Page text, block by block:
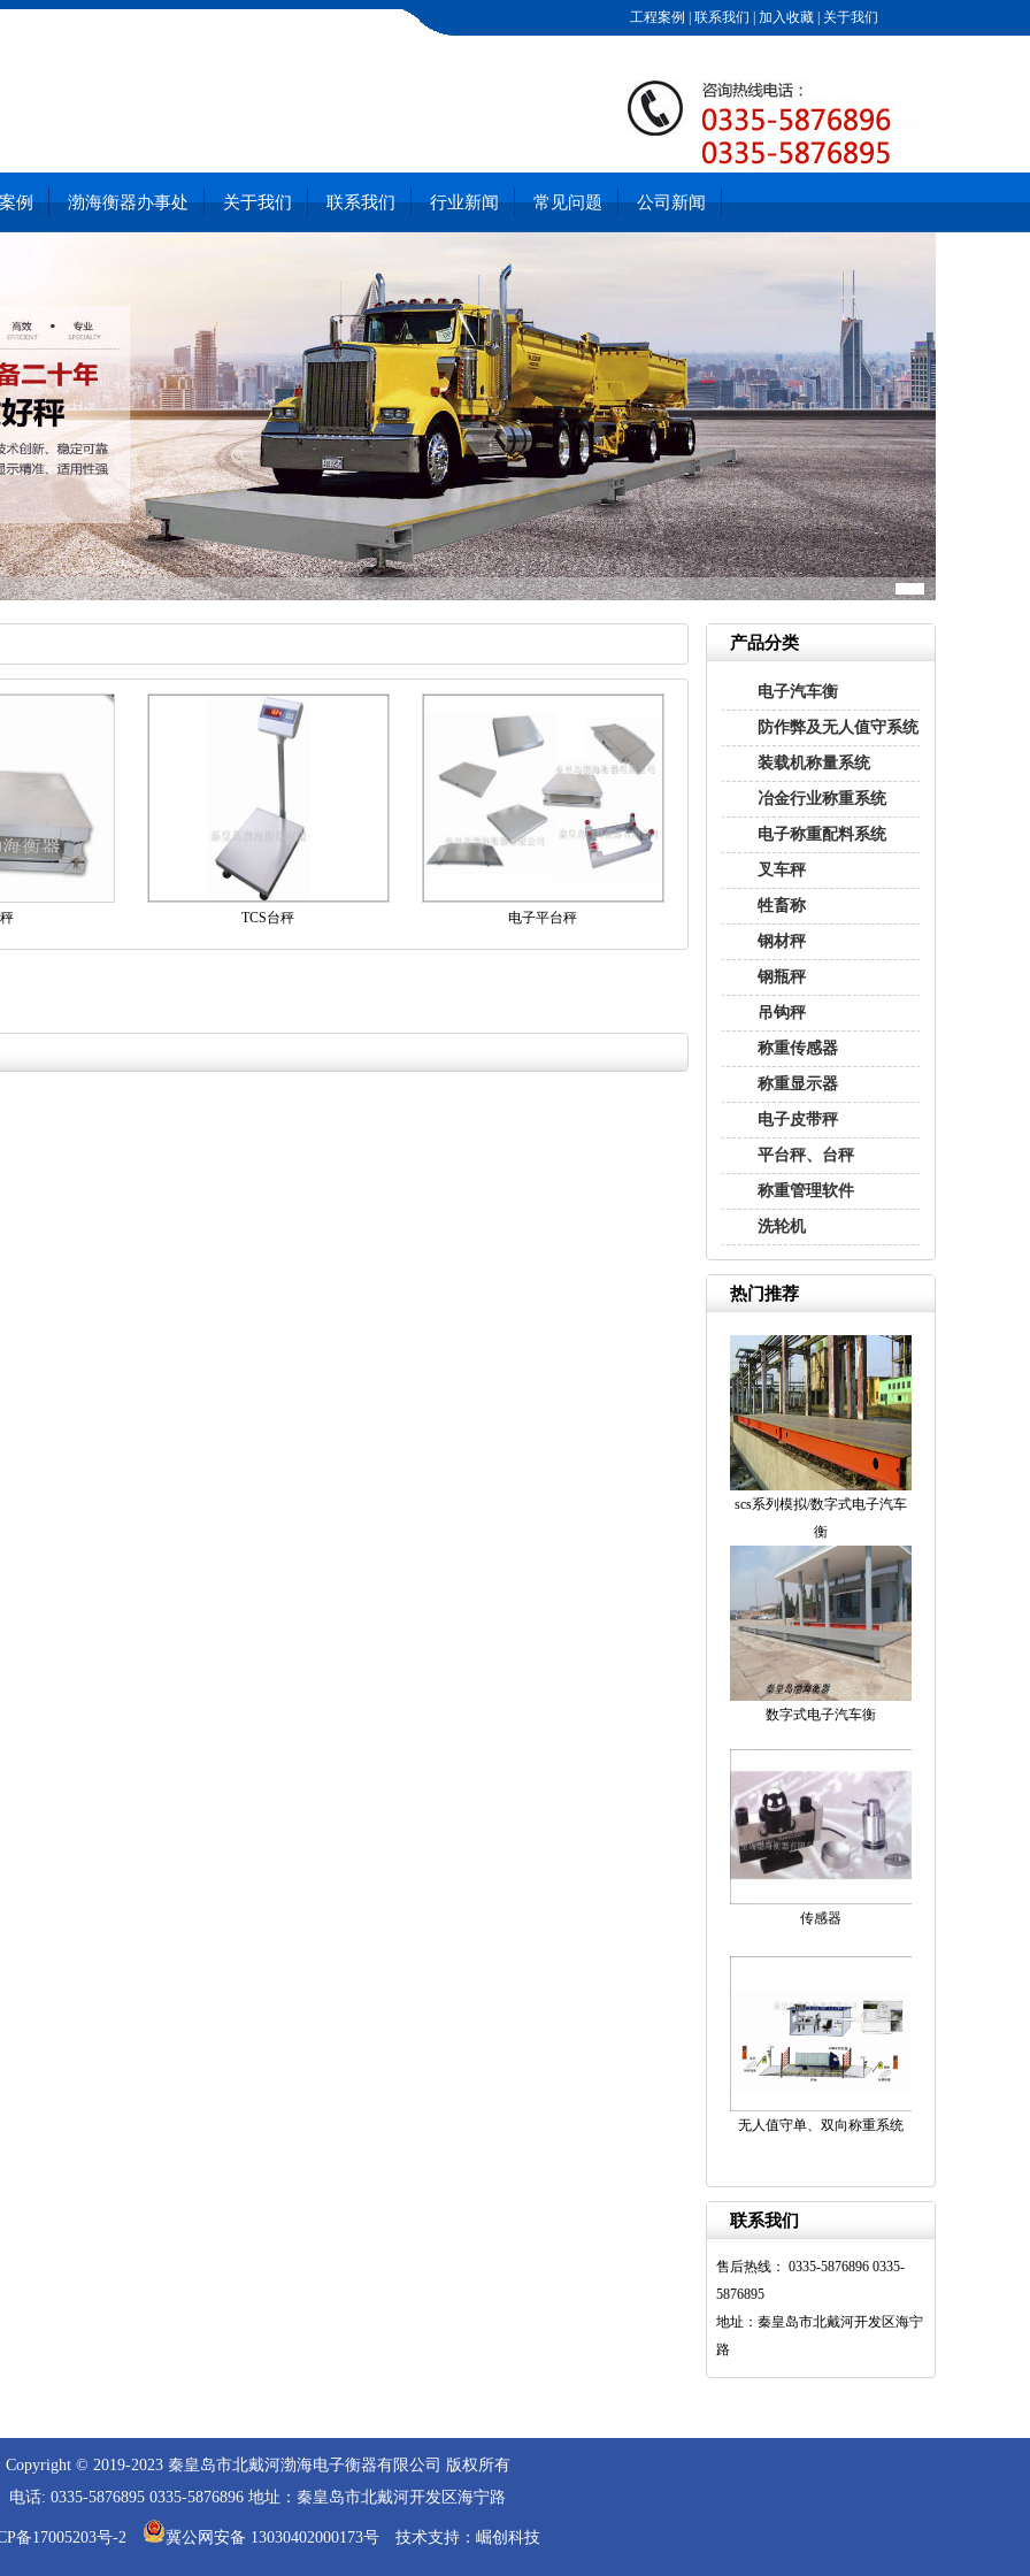
关于我们
加入收藏
联系我们
工程案例
例 渤海衡器办事处 关于我们 联系我们 行业新闻 常见问题 公司新闻
产品分类
电子汽车衡
防作弊及无人值守系统
装载机称量系统
冶金行业称重系统
电子称重配料系统
叉车秤
牲畜称
钢材秤
钢瓶秤
吊钩秤
称重传感器
称重显示器
电子皮带秤
平台秤、台秤
称重管理软件
洗轮机
热门推荐
scs系列模拟/数字式电子汽车
衡
数字式电子汽车衡
传感器
无人值守单、双向称重系统
联系我们
售后热线： 0335-5876896 0335-
5876895
地址：秦皇岛市北戴河开发区海宁
路
TCS台秤 电子平台秤
Copyright © 2019-2023 秦皇岛市北戴河渤海电子衡器有限公司 版权所有
电话: 0335-5876895 0335-5876896 地址：秦皇岛市北戴河开发区海宁路
备17005203号-2 冀公网安备 13030402000173号 技术支持： 崛创科技